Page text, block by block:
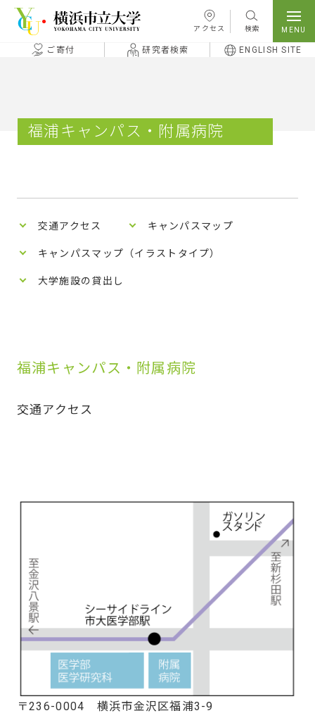
本文へ移動
アクセス 検索
ご寄付 研究者検索 ENGLISH SITE
福浦キャンパス・附属病院
交通アクセス キャンパスマップ
キャンパスマップ（イラストタイプ）
大学施設の貸出し
福浦キャンパス・附属病院
交通アクセス
〒236-0004 横浜市金沢区福浦3-9